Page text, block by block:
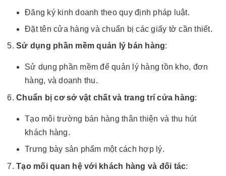
Đăng ký kinh doanh theo quy định pháp luật.
Đặt tên cửa hàng và chuẩn bị các giấy tờ cần thiết.
Sử dụng phần mềm quản lý bán hàng:
Sử dụng phần mềm để quản lý hàng tồn kho, đơn
hàng, và doanh thu.
Chuẩn bị cơ sở vật chất và trang trí cửa hàng:
Tạo môi trường bán hàng thân thiện và thu hút
khách hàng.
Trưng bày sản phẩm một cách hợp lý.
Tạo mối quan hệ với khách hàng và đối tác: